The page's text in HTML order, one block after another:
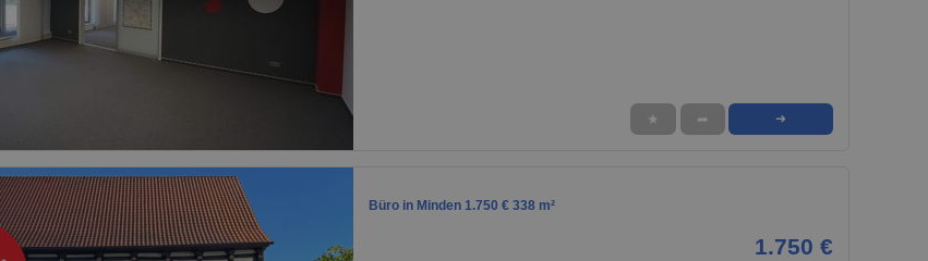
★ ➦ ➜
Büro in Minden 1.750 € 338 m²
1.750 €